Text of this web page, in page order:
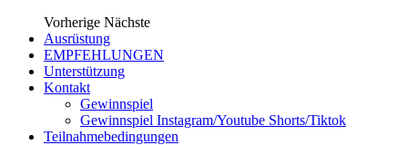
Vorherige Nächste
Ausrüstung
EMPFEHLUNGEN
Unterstützung
Kontakt
Gewinnspiel
Gewinnspiel Instagram/Youtube Shorts/Tiktok
Teilnahmebedingungen